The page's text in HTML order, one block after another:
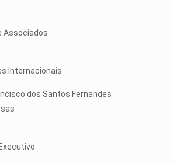
Associados
Internacionais
dos Santos Fernandes